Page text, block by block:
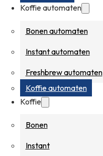
Koffie automaten
Bonen automaten
Instant automaten
Freshbrew automaten
Koffie automaten
Koffie
Bonen
Instant